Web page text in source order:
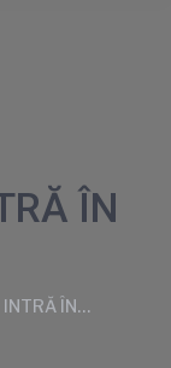
ÎN
INTRĂ ÎN…